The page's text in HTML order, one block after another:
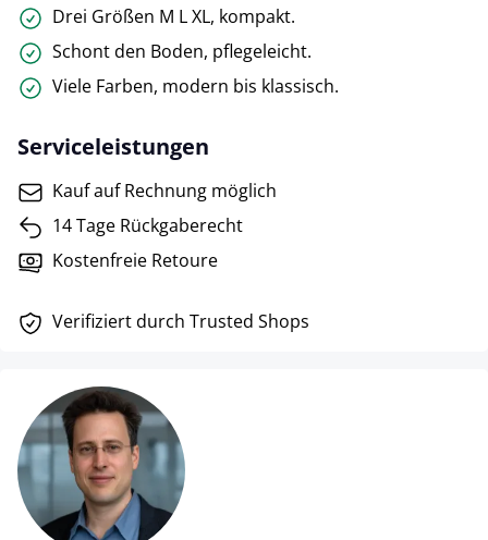
Drei Größen M L XL, kompakt.
Schont den Boden, pflegeleicht.
Viele Farben, modern bis klassisch.
Serviceleistungen
Kauf auf Rechnung möglich
14 Tage Rückgaberecht
Kostenfreie Retoure
Verifiziert durch Trusted Shops